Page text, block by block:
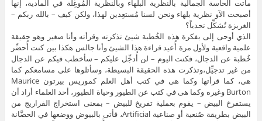
ماتت الحاسة الجمالية بالنظرية البلهاء وبالنظرية المُوغِلة في المادية، إنها
أصبحت الآو نظرية بلهاء ونحن لسنا مُستعِدين لهذا، ولكن كيف – بالله ربكم –
الغريزة تُشكِّل تحدياً؟
الذي أوحى إلى بفكرة هذه الخُطبة شيئ تذكرته وقرأته وأنا صغير وهو حقيقة
علمية واقعية ولأول مرة أُعيد قراءة هذا الشيئ وأنا جالس هكذا بين كنت أُحضِّر
خُطبة عن الدجال، فكنت اليوم – لن أُدجِّل عليكم – سأخطب فيكم عن الدجال
من غير تدجيِّل،وتذكرت هذه الحقيقة البسيطة، وسأتلوها على مسامعكم كما
هى، كما قرأتها وكما هى في كتب أهل العلم كموريس بيرتون Maurice
Burton وغيره وكما هى في كتب عن الطيور وحياة الطيور، أحد العلماء أراد أن
يستفرخ البيض – يقوم بعملية تفريخ للبيض – بمعنى استخراج الفراريج من
البيض بطريقة صُنعية أو صناعية Artificial، فأتى بالبيوض ووضعها في الحضَّانة